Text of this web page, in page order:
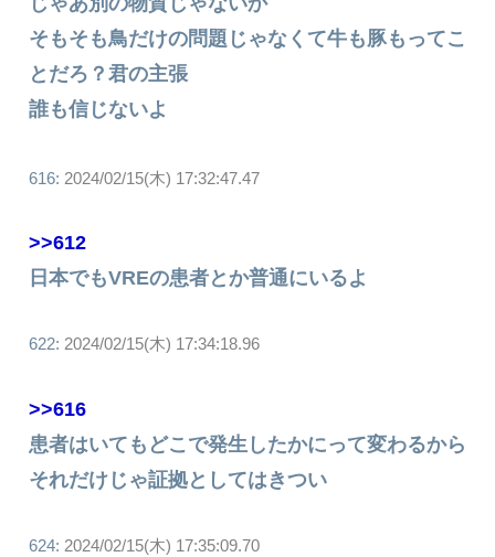
そもそも鳥だけの問題じゃなくて牛も豚もってこ
とだろ？君の主張
誰も信じないよ
616: 2024/02/15(木) 17:32:47.47
>>612
日本でもVREの患者とか普通にいるよ
622: 2024/02/15(木) 17:34:18.96
>>616
患者はいてもどこで発生したかにって変わるから
それだけじゃ証拠としてはきつい
624: 2024/02/15(木) 17:35:09.70